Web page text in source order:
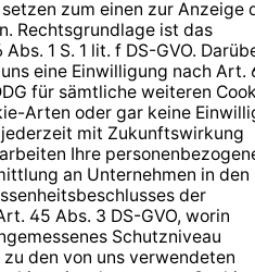
Rücksendung.